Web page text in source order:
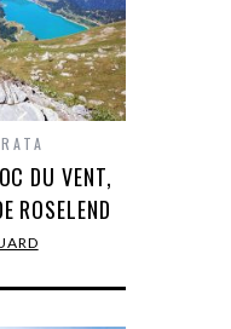
DU VENT,
ROSELEND